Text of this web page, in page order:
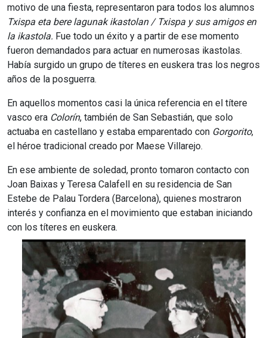
motivo de una fiesta, representaron para todos los alumnos
Txispa eta bere lagunak ikastolan / Txispa y sus amigos en
la ikastola. Fue todo un éxito y a partir de ese momento
fueron demandados para actuar en numerosas ikastolas.
Había surgido un grupo de títeres en euskera tras los negros
años de la posguerra.
En aquellos momentos casi la única referencia en el títere
vasco era Colorín, también de San Sebastián, que solo
actuaba en castellano y estaba emparentado con Gorgorito,
el héroe tradicional creado por Maese Villarejo.
En ese ambiente de soledad, pronto tomaron contacto con
Joan Baixas y Teresa Calafell en su residencia de San
Estebe de Palau Tordera (Barcelona), quienes mostraron
interés y confianza en el movimiento que estaban iniciando
con los títeres en euskera.